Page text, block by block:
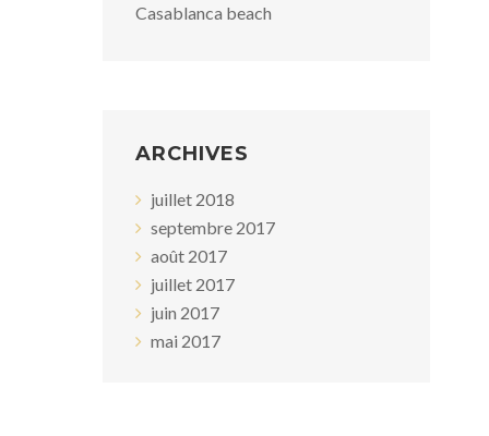
Casablanca beach
ARCHIVES
juillet 2018
septembre 2017
août 2017
juillet 2017
juin 2017
mai 2017